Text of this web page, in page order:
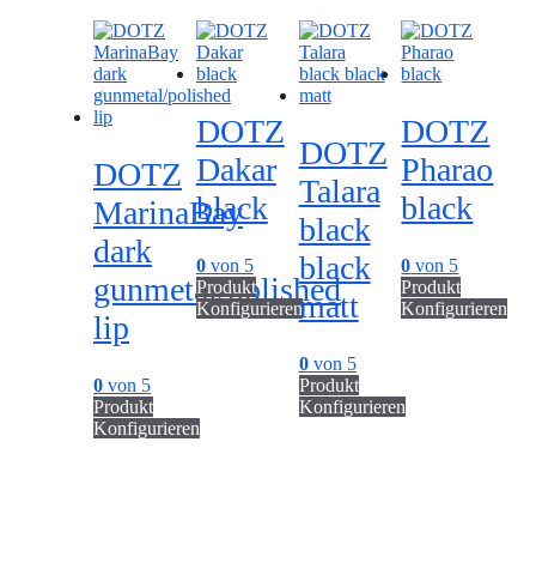
DOTZ
MarinaBay
dark
gunmetal/polished
lip
0 von 5
Produkt
Konfigurieren
DOTZ
Dakar
black
0von 5
Produkt
Konfigurieren
DOTZ
Talara
black
black
matt
0von 5
Produkt
Konfigurieren
DOTZ
Pharao
black
0 von 5
Produkt
Konfigurieren